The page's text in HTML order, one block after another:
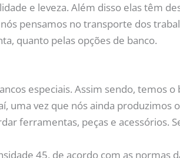
e leveza. Além disso elas têm
pensamos no transporte dos
quanto pelas opções de banco.
especiais. Assim sendo, temos o
uma vez que nós ainda produzimos
ferramentas, peças e acessórios.
45, de acordo com as normas